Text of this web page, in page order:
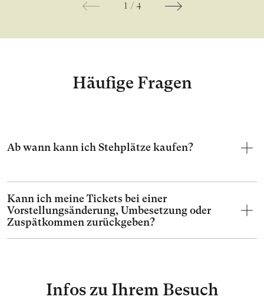
1 / 4
Häufige Fragen
Ab wann kann ich Stehplätze kaufen?
Kann ich meine Tickets bei einer
Vorstellungsänderung, Umbesetzung oder
Zuspätkommen zurückgeben?
Infos zu Ihrem Besuch